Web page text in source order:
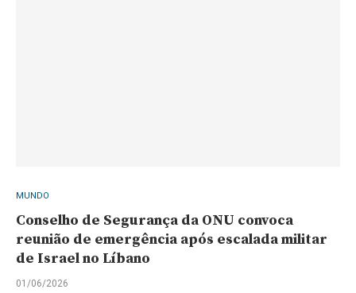
MUNDO
Conselho de Segurança da ONU convoca
reunião de emergência após escalada militar
de Israel no Líbano
01/06/2026